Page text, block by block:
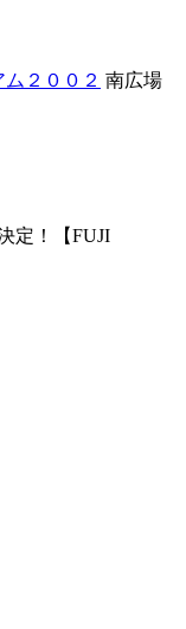
２００２ 南広場
定！【FUJI